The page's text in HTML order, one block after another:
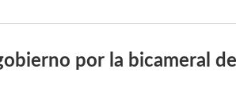
por la bicameral